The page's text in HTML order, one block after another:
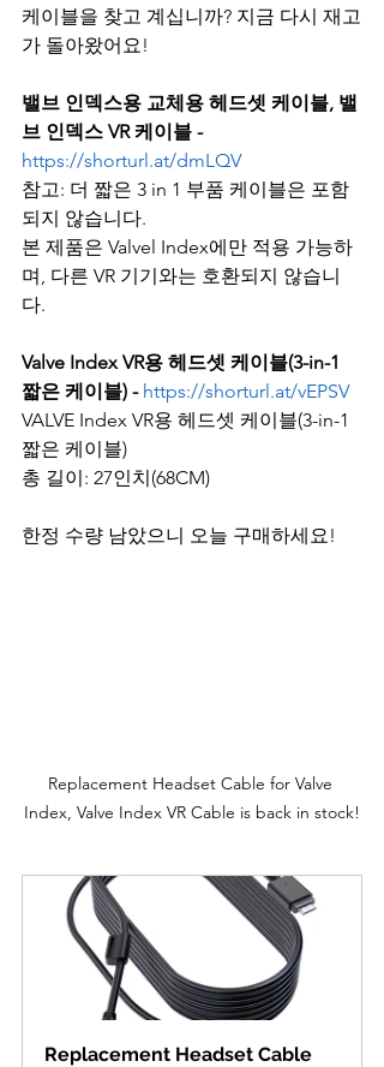
케이블을 찾고 계십니까? 지금 다시 재고
가 돌아왔어요!
밸브 인덱스용 교체용 헤드셋 케이블, 밸
브 인덱스 VR 케이블 -
https://shorturl.at/dmLQV
참고: 더 짧은 3 in 1 부품 케이블은 포함
되지 않습니다.
본 제품은 Valvel Index에만 적용 가능하
며, 다른 VR 기기와는 호환되지 않습니
다.
Valve Index VR용 헤드셋 케이블(3-in-1
짧은 케이블) - https://shorturl.at/vEPSV
VALVE Index VR용 헤드셋 케이블(3-in-1
짧은 케이블)
총 길이: 27인치(68CM)
한정 수량 남았으니 오늘 구매하세요!
Replacement Headset Cable for Valve
Index, Valve Index VR Cable is back in stock!
Replacement Headset Cable